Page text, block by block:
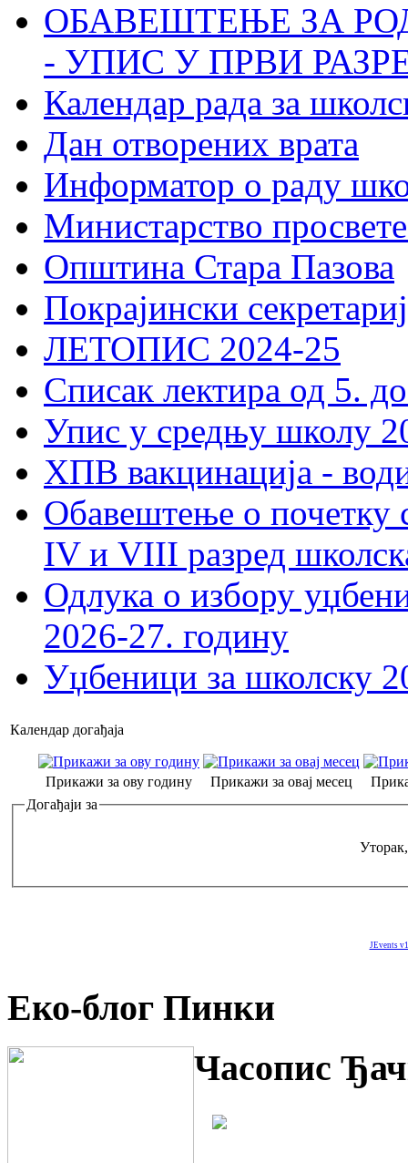
ОБАВЕШТЕЊЕ ЗА
- УПИС У ПРВИ
Календар рада за
Дан отворених врата
Информатор о раду
Министарство
Општина Стара Пазова
Покрајински
ЛЕТОПИС 2024-25
Списак лектира од 5.
Упис у средњу школу
ХПВ вакцинација -
Обавештење о почетку
IV и VIII разред
Одлука о избору
2026-27. годину
Уџбеници за школску
Календар догађаја
Прикажи за ову годину Прикажи за овај месец
Догађаји за
JEvents
Еко-блог Пинки
Часопис